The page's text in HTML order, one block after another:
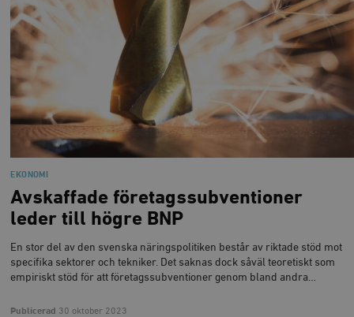
EKONOMI
Avskaffade företagssubventioner
leder till högre BNP
En stor del av den svenska näringspolitiken består av riktade stöd mot
specifika sektorer och tekniker. Det saknas dock såväl teoretiskt som
empiriskt stöd för att företagssubventioner genom bland andra…
Publicerad 30 oktober 2023